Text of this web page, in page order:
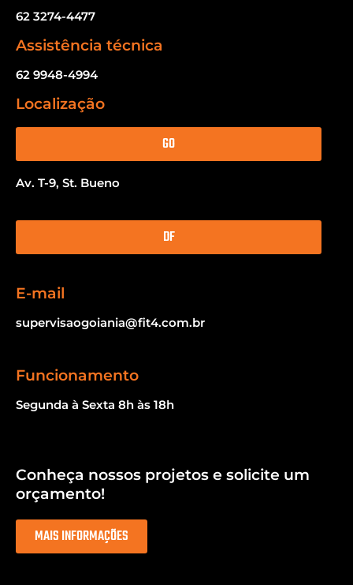
62 3274-4477
Assistência técnica
62 9948-4994
Localização
GO
Av. T-9, St. Bueno
DF
E-mail
supervisaogoiania@fit4.com.br
Funcionamento
Segunda à Sexta 8h às 18h
Conheça nossos projetos e solicite um
orçamento!
MAIS INFORMAÇÕES